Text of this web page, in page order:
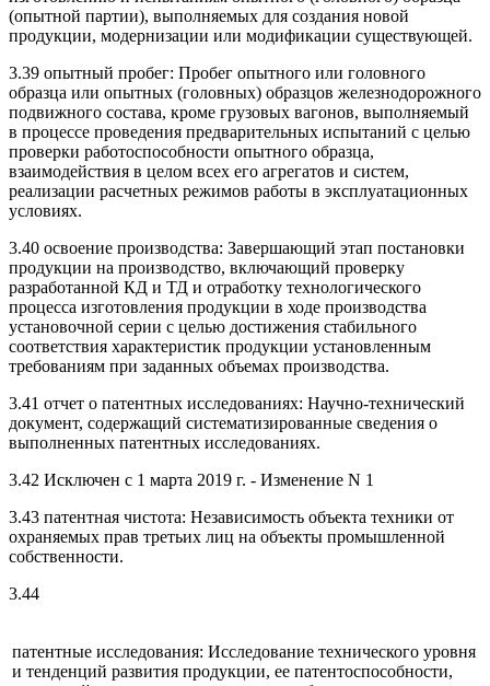
(опытной партии), выполняемых для создания новой
продукции, модернизации или модификации существующей.
3.39 опытный пробег: Пробег опытного или головного
образца или опытных (головных) образцов железнодорожного
подвижного состава, кроме грузовых вагонов, выполняемый
в процессе проведения предварительных испытаний с целью
проверки работоспособности опытного образца,
взаимодействия в целом всех его агрегатов и систем,
реализации расчетных режимов работы в эксплуатационных
условиях.
3.40 освоение производства: Завершающий этап постановки
продукции на производство, включающий проверку
разработанной КД и ТД и отработку технологического
процесса изготовления продукции в ходе производства
установочной серии с целью достижения стабильного
соответствия характеристик продукции установленным
требованиям при заданных объемах производства.
3.41 отчет о патентных исследованиях: Научно-технический
документ, содержащий систематизированные сведения о
выполненных патентных исследованиях.
3.42 Исключен с 1 марта 2019 г. - Изменение N 1
3.43 патентная чистота: Независимость объекта техники от
охраняемых прав третьих лиц на объекты промышленной
собственности.
3.44
патентные исследования: Исследование технического уровня
и тенденций развития продукции, ее патентоспособности,